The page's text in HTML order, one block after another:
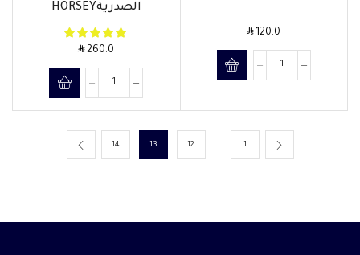
SAR120.0
الصدريةHORSEY
SAR260.0
1
…
12
13
14